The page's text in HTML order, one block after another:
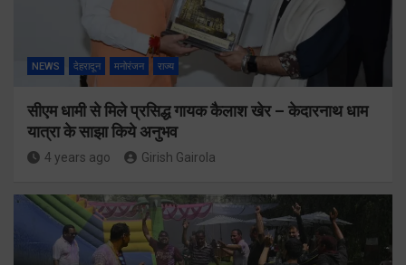
NEWS देहरादून मनोरंजन राज्य
सीएम धामी से मिले प्रसिद्ध गायक कैलाश खेर – केदारनाथ धाम
यात्रा के साझा किये अनुभव
4 years ago Girish Gairola